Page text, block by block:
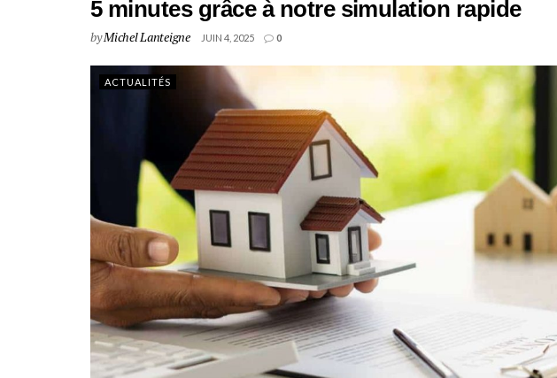
5 minutes grâce à notre simulation rapide
byMichel Lanteigne JUIN 4, 2025 0
ACTUALITÉS